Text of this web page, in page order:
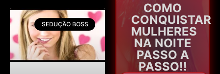
SEDUÇÃO BOSS
COMO
CONQUISTAR
MULHERES
NA NOITE
PASSO A
PASSO!!